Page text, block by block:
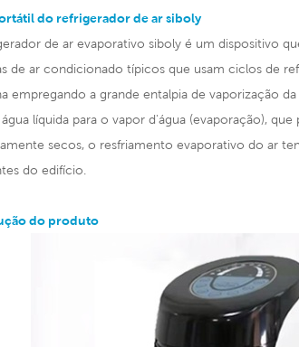
do refrigerador de ar siboly
de ar evaporativo siboly é um dispositivo
de ar condicionado típicos que usam ciclos de
empregando a grande entalpia de vaporização
água líquida para o vapor d'água (evaporação),
secos, o resfriamento evaporativo do ar
do edifício.
do produto